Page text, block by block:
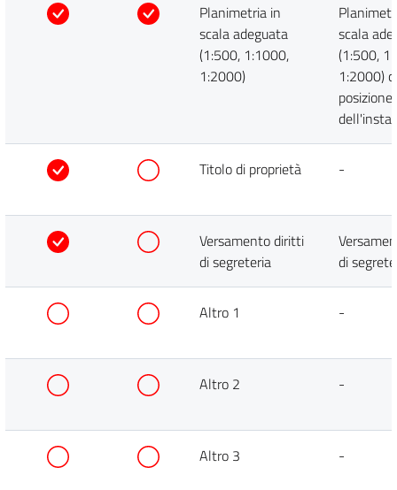
Planimetria in
scala adeguata
(1:500, 1:1000,
1:2000)
scala
(1:500,
1:2000)
Titolo di proprietà -
Versamento diritti
di segreteria
di
Altro 1 -
Altro 2 -
Altro 3 -